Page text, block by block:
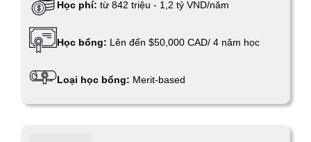
Học phí: từ 842 triệu - 1,2 tỷ VND/năm
Học bổng: Lên đến $50,000 CAD/ 4 năm học
Loại học bổng: Merit-based